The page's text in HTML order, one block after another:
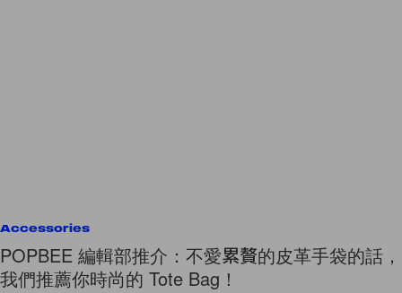
Accessories
POPBEE 編輯部推介：不愛累贅的皮革手袋的話，
我們推薦你時尚的 Tote Bag！